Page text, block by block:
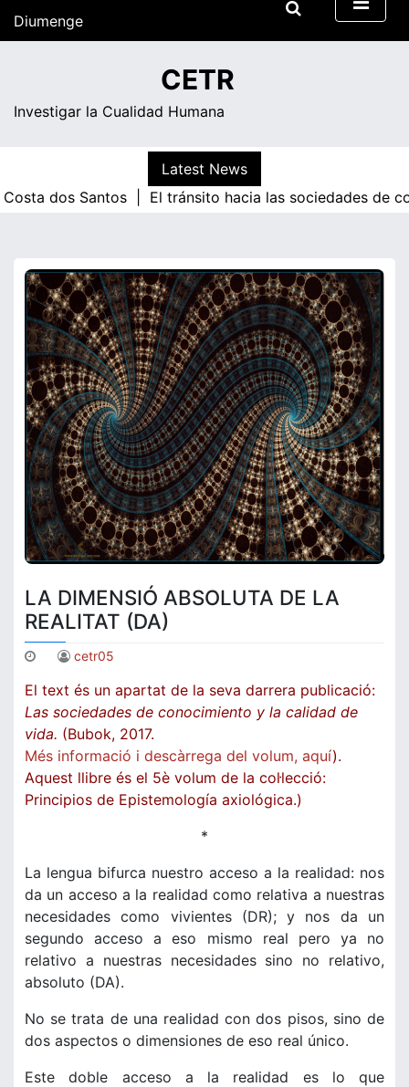
Diumenge
CETR
Investigar la Cualidad Humana
Latest News
dos Santos |El tránsito hacia las sociedades de
LA DIMENSIÓ ABSOLUTA DE LA
REALITAT (DA)
cetr05
El text és un apartat de la seva darrera publicació:
Las sociedades de conocimiento y la calidad de
vida. (Bubok, 2017.
Més informació i descàrrega del volum, aquí).
Aquest llibre és el 5è volum de la col·lecció:
Principios de Epistemología axiológica.)
*
La lengua bifurca nuestro acceso a la realidad: nos
da un acceso a la realidad como relativa a nuestras
necesidades como vivientes (DR); y nos da un
segundo acceso a eso mismo real pero ya no
relativo a nuestras necesidades sino no relativo,
absoluto (DA).
No se trata de una realidad con dos pisos, sino de
dos aspectos o dimensiones de eso real único.
Este doble acceso a la realidad es lo que